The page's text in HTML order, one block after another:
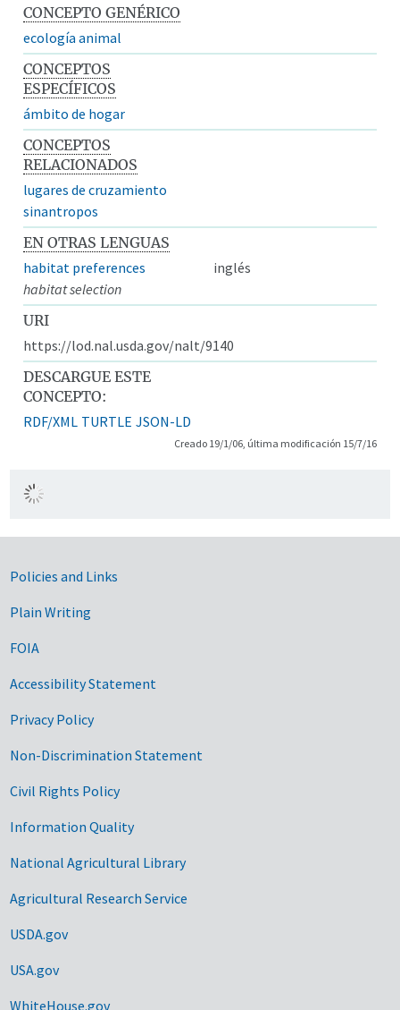
CONCEPTO GENÉRICO
ecología animal
CONCEPTOS
ESPECÍFICOS
ámbito de hogar
CONCEPTOS
RELACIONADOS
lugares de cruzamiento
sinantropos
EN OTRAS LENGUAS
habitat preferences
inglés
habitat selection
URI
https://lod.nal.usda.gov/nalt/9140
DESCARGUE ESTE
CONCEPTO:
RDF/XML TURTLE JSON-LD
Creado 19/1/06, última modificación 15/7/16
Government Links
Policies and Links
Plain Writing
FOIA
Accessibility Statement
Privacy Policy
Non-Discrimination Statement
Civil Rights Policy
Information Quality
National Agricultural Library
Agricultural Research Service
USDA.gov
USA.gov
WhiteHouse.gov